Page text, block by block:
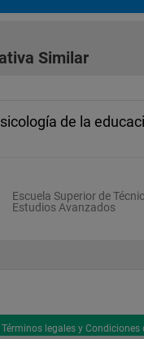
Similar
de la
Escuela Superior de
Estudios Avanzados
Términos legales y Condiciones